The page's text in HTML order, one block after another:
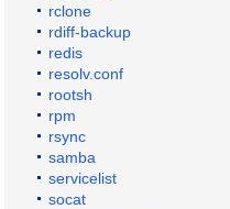
rclone
rdiff-backup
redis
resolv.conf
rootsh
rpm
rsync
samba
servicelist
socat